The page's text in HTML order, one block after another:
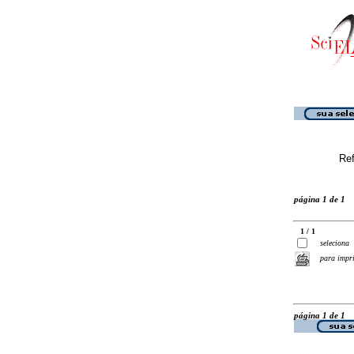
página 1 de 1
1 / 1
seleciona
para
página 1 de 1